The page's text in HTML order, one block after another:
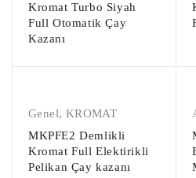
Kromat Turbo Siyah
Full Otomatik Çay
Kazanı
Genel, KROMAT
MKPFE2 Demlikli
Kromat Full Elektirikli
Pelikan Çay kazanı